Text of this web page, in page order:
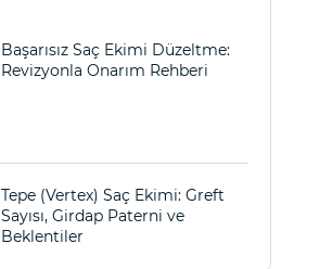
Başarısız Saç Ekimi Düzeltme:
Revizyonla Onarım Rehberi
Tepe (Vertex) Saç Ekimi: Greft
Sayısı, Girdap Paterni ve
Beklentiler